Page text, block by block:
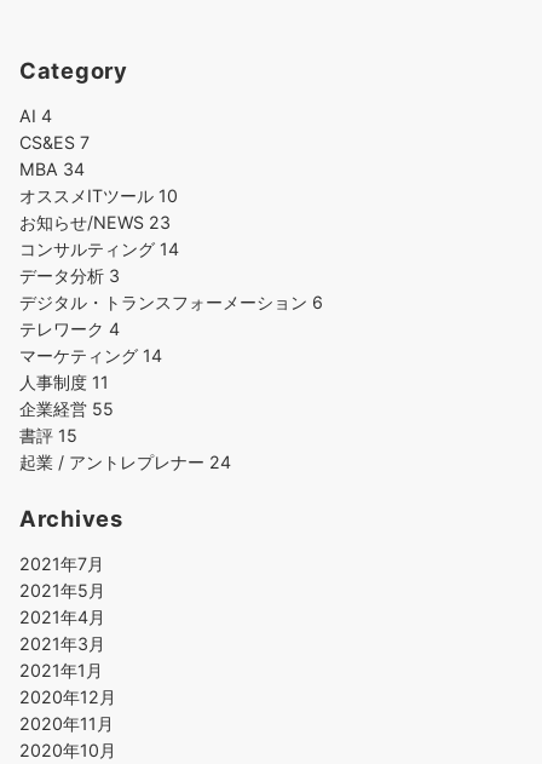
Category
AI 4
CS&ES 7
MBA 34
オススメITツール 10
お知らせ/NEWS 23
コンサルティング 14
データ分析 3
デジタル・トランスフォーメーション 6
テレワーク 4
マーケティング 14
人事制度 11
企業経営 55
書評 15
起業 / アントレプレナー 24
Archives
2021年7月
2021年5月
2021年4月
2021年3月
2021年1月
2020年12月
2020年11月
2020年10月